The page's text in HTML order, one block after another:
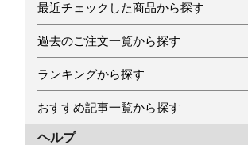
最近チェックした商品から探す
過去のご注文一覧から探す
ランキングから探す
おすすめ記事一覧から探す
ヘルプ